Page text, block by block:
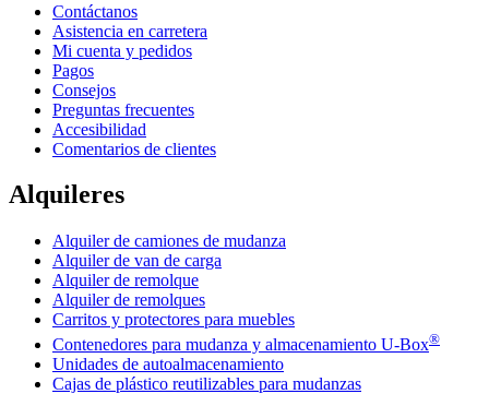
Contáctanos
Asistencia en carretera
Mi cuenta y pedidos
Pagos
Consejos
Preguntas frecuentes
Accesibilidad
Comentarios de clientes
Alquileres
Alquiler de camiones de mudanza
Alquiler de van de carga
Alquiler de remolque
Alquiler de remolques
Carritos y protectores para muebles
Contenedores para mudanza y almacenamiento U-Box®
Unidades de autoalmacenamiento
Cajas de plástico reutilizables para mudanzas